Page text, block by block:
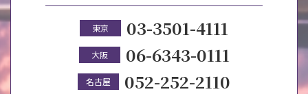
東京 03-3501-4111
大阪 06-6343-0111
名古屋 052-252-2110